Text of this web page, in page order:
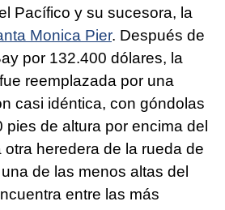
Pacífico y su sucesora, la
Monica Pier. Después de
por 132.400 dólares, la
reemplazada por una
casi idéntica, con góndolas
pies de altura por encima del
otra heredera de la rueda de
de las menos altas del
entre las más